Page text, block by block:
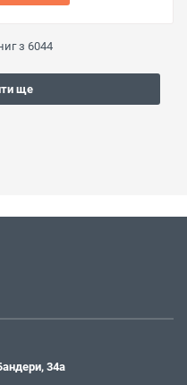
з 6044
ще
34а